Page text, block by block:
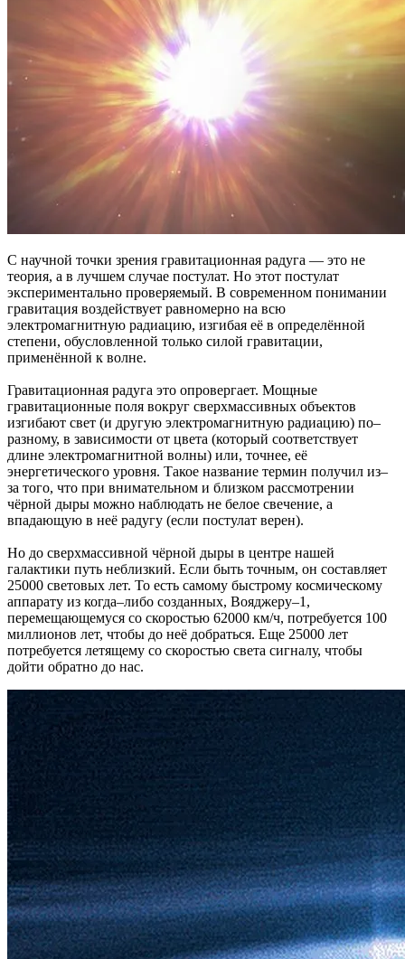
С научной точки зрения гравитационная радуга — это не
теория, а в лучшем случае постулат. Но этот постулат
экспериментально проверяемый. В современном понимании
гравитация воздействует равномерно на всю
электромагнитную радиацию, изгибая её в определённой
степени, обусловленной только силой гравитации,
применённой к волне.
Гравитационная радуга это опровергает. Мощные
гравитационные поля вокруг сверхмассивных объектов
изгибают свет (и другую электромагнитную радиацию) по–
разному, в зависимости от цвета (который соответствует
длине электромагнитной волны) или, точнее, её
энергетического уровня. Такое название термин получил из–
за того, что при внимательном и близком рассмотрении
чёрной дыры можно наблюдать не белое свечение, а
впадающую в неё радугу (если постулат верен).
Но до сверхмассивной чёрной дыры в центре нашей
галактики путь неблизкий. Если быть точным, он составляет
25000 световых лет. То есть самому быстрому космическому
аппарату из когда–либо созданных, Вояджеру–1,
перемещающемуся со скоростью 62000 км/ч, потребуется 100
миллионов лет, чтобы до неё добраться. Еще 25000 лет
потребуется летящему со скоростью света сигналу, чтобы
дойти обратно до нас.